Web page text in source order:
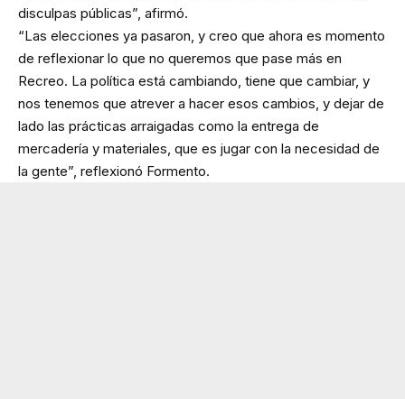
disculpas públicas”, afirmó.
“Las elecciones ya pasaron, y creo que ahora es momento
de reflexionar lo que no queremos que pase más en
Recreo. La política está cambiando, tiene que cambiar, y
nos tenemos que atrever a hacer esos cambios, y dejar de
lado las prácticas arraigadas como la entrega de
mercadería y materiales, que es jugar con la necesidad de
la gente”, reflexionó Formento.